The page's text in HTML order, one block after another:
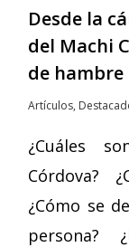
Desde la
del Machi
de hambre
Artículos,
¿Cuáles
Córdova?
¿Cómo se